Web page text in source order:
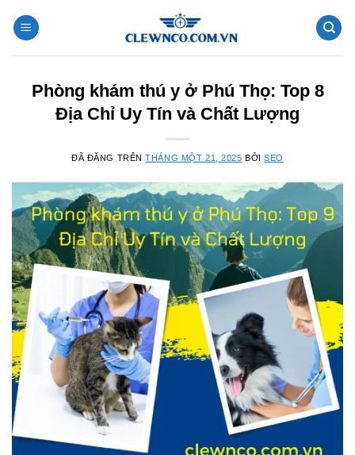
đến
Phòng khám thú y ở Phú Thọ: Top 8
Địa Chỉ Uy Tín và Chất Lượng
ĐÃ ĐĂNG TRÊNTHÁNG MỘT 21, 2025 BỞISEO